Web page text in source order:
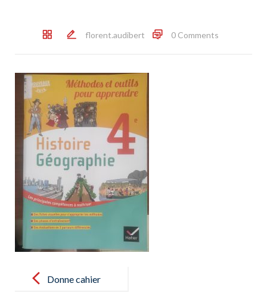
florent.audibert 0 Comments
navigationDonne cahier